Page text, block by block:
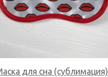
для сна (сублимация)